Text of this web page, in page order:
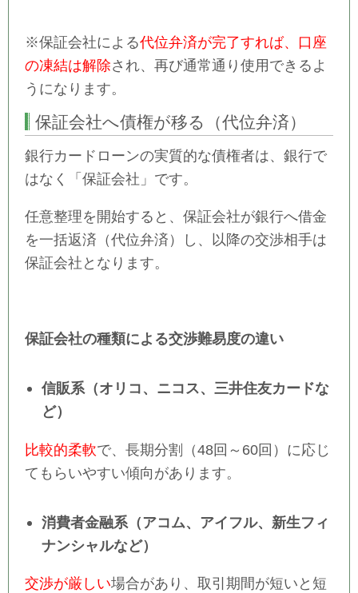
※保証会社による代位弁済が完了すれば、口座
の凍結は解除され、再び通常通り使用できるよ
うになります。
保証会社へ債権が移る（代位弁済）
銀行カードローンの実質的な債権者は、銀行で
はなく「保証会社」です。
任意整理を開始すると、保証会社が銀行へ借金
を一括返済（代位弁済）し、以降の交渉相手は
保証会社となります。
保証会社の種類による交渉難易度の違い
信販系（オリコ、ニコス、三井住友カードな
ど）
比較的柔軟で、長期分割（48回～60回）に応じ
てもらいやすい傾向があります。
消費者金融系（アコム、アイフル、新生フィ
ナンシャルなど）
交渉が厳しい場合があり、取引期間が短いと短